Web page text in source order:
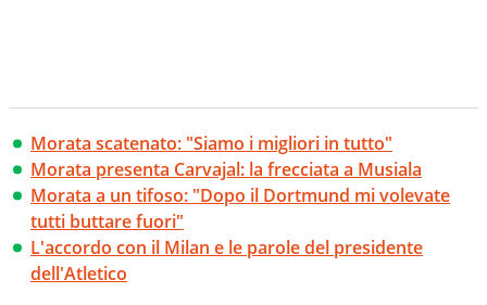
Morata scatenato: "Siamo i migliori in tutto"
Morata presenta Carvajal: la frecciata a Musiala
Morata a un tifoso: "Dopo il Dortmund mi volevate
tutti buttare fuori"
L'accordo con il Milan e le parole del presidente
dell'Atletico